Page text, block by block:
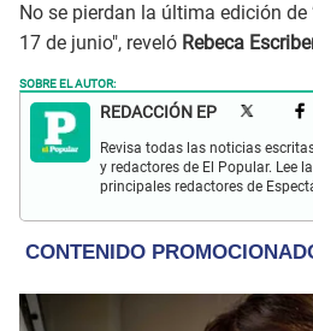
No se pierdan la última edición de
17 de junio", reveló Rebeca
SOBRE EL AUTOR:
REDACCIÓN EP
Revisa todas las noticias
y redactores de El Popular. Lee
principales redactores de